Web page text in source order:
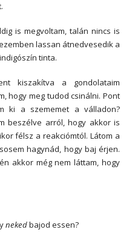
is megvoltam, talán nincs is
lassan átnedvesedik a
tinta.
kiszakítva a gondolataim
hogy meg tudod csinálni. Pont
ki a szememet a válladon?
beszélve arról, hogy akkor is
félsz a reakciómtól. Látom a
hagynád, hogy baj érjen.
akkor még nem láttam, hogy
nekedbajod essen?